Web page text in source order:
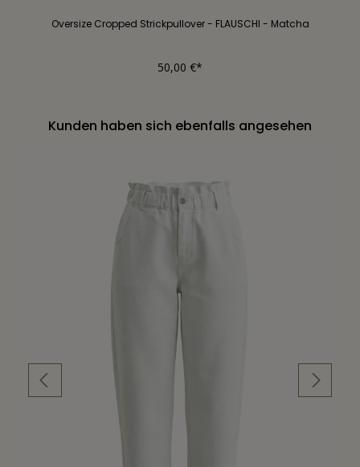
Oversize Cropped Strickpullover - FLAUSCHI - Matcha
50,00 €*
Kunden haben sich ebenfalls angesehen